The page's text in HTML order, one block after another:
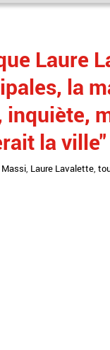
Laure
la
inquiète,
la
Laure Lavalette